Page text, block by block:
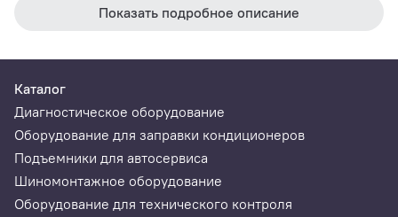
Показать подробное описание
Каталог
Диагностическое оборудование
Оборудование для заправки кондиционеров
Подъемники для автосервиса
Шиномонтажное оборудование
Оборудование для технического контроля